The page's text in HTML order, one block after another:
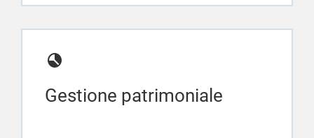
Gestione patrimoniale